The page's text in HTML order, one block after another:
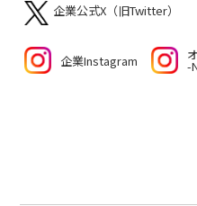
企業公式X（旧Twitter）
企業Instagram -